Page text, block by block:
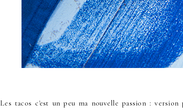
Les tacos c'est un peu ma nouvelle passion :